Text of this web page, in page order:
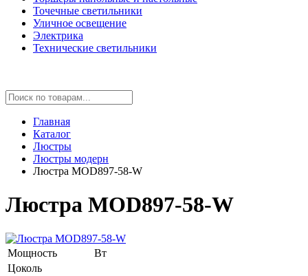
Точечные светильники
Уличное освещение
Электрика
Технические светильники
Главная
Каталог
Люстры
Люстры модерн
Люстра MOD897-58-W
Люстра MOD897-58-W
Мощность
Вт
Цоколь